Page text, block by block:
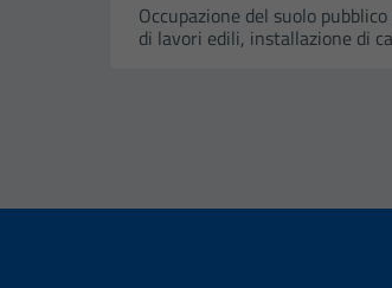
Occupazione del suolo
di lavori edili, installazione di